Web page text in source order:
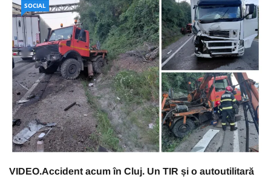
SOCIAL
VIDEO.Accident acum în Cluj. Un TIR și o autoutilitară